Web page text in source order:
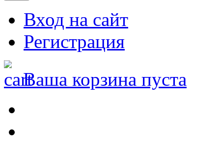
Вход на сайт
Регистрация
Ваша корзина пуста